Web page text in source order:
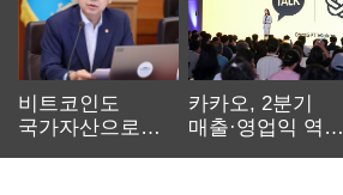
비트코인도
국가자산으로…'
카카오, 2분기
매출·영업익 역대